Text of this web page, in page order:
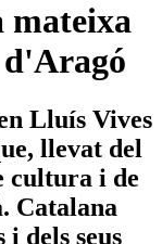
mateixa
Lluís Vives
llevat del
cultura i de
Catalana
i dels seus